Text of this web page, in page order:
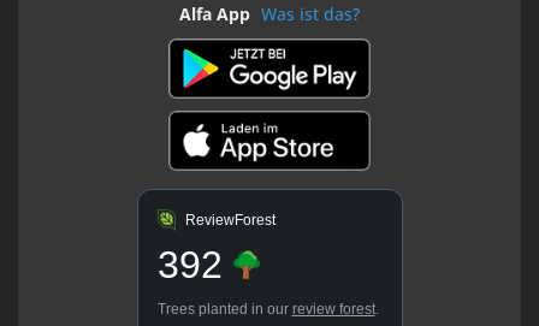
Alfa App Was ist das?
ReviewForest
392
Trees planted in our review forest.